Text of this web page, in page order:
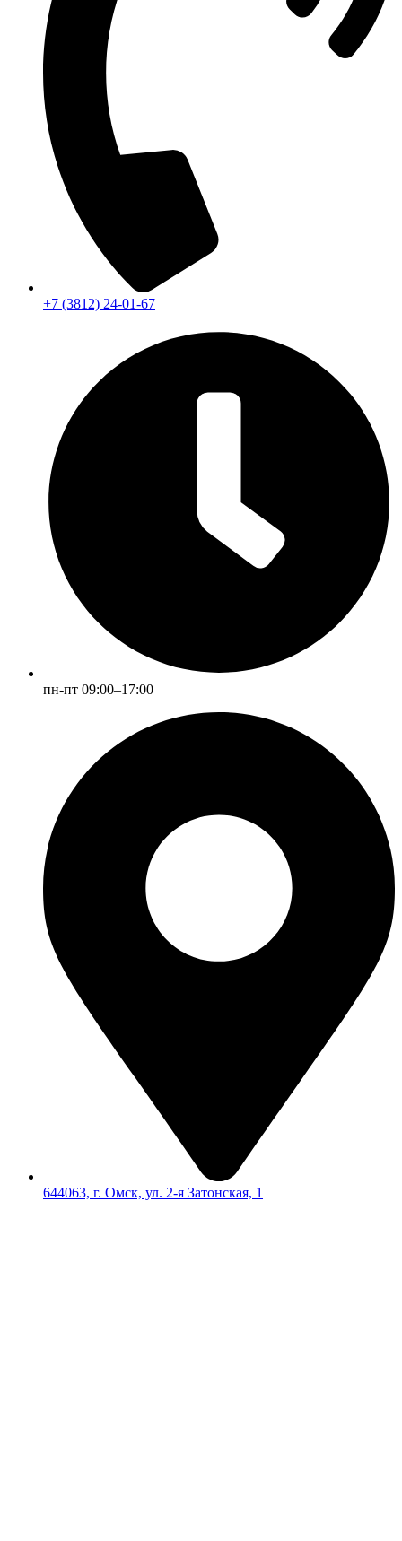
+7 (3812) 24-01-67
пн-пт 09:00–17:00
644063, г. Омск, ул. 2-я Затонская, 1